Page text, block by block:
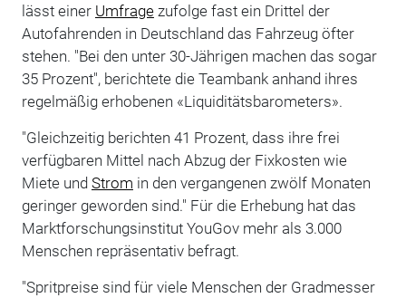
lässt einer Umfragezufolge fast ein Drittel der
Autofahrenden in Deutschland das Fahrzeug öfter
stehen. "Bei den unter 30-Jährigen machen das sogar
35 Prozent", berichtete die Teambank anhand ihres
regelmäßig erhobenen «Liquiditätsbarometers».
"Gleichzeitig berichten 41 Prozent, dass ihre frei
verfügbaren Mittel nach Abzug der Fixkosten wie
Miete und Strom in den vergangenen zwölf Monaten
geringer geworden sind." Für die Erhebung hat das
Marktforschungsinstitut YouGov mehr als 3.000
Menschen repräsentativ befragt.
"Spritpreise sind für viele Menschen der Gradmesser